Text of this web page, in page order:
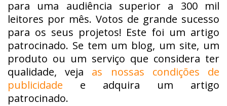
para uma audiência superior a 300 mil
leitores por mês. Votos de grande sucesso
para os seus projetos! Este foi um artigo
patrocinado. Se tem um blog, um site, um
produto ou um serviço que considera ter
qualidade, veja as nossas condições de
publicidade e adquira um artigo
patrocinado.